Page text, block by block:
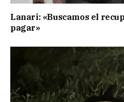
Lanari: «Buscamos el
pagar»